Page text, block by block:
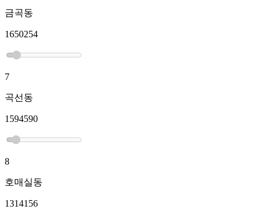
금곡동
1650254
7
곡선동
1594590
8
호매실동
1314156